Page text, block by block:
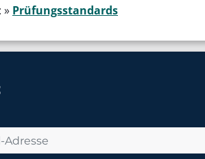
» Prüfungsstandards